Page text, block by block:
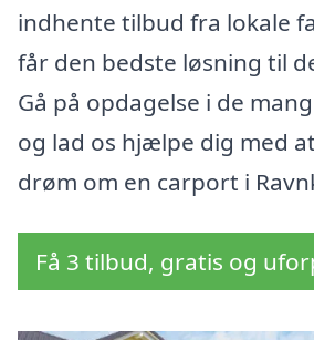
indhente tilbud fra lokale
får den bedste løsning til
Gå på opdagelse i de
og lad os hjælpe dig med
drøm om en carport i
Få 3 tilbud, gratis og